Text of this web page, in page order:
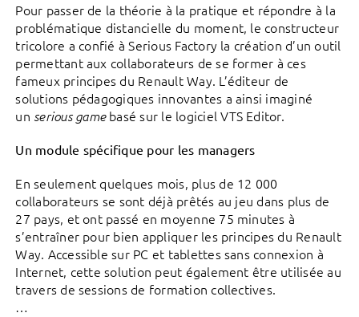
Pour passer de la théorie à la pratique et répondre à la
problématique distancielle du moment, le constructeur
tricolore a confié à Serious Factory la création d’un outil
permettant aux collaborateurs de se former à ces
fameux principes du Renault Way. L’éditeur de
solutions pédagogiques innovantes a ainsi imaginé
un serious gamebasé sur le logiciel VTS Editor.
Un module spécifique pour les managers
En seulement quelques mois, plus de 12 000
collaborateurs se sont déjà prêtés au jeu dans plus de
27 pays, et ont passé en moyenne 75 minutes à
s’entraîner pour bien appliquer les principes du Renault
Way. Accessible sur PC et tablettes sans connexion à
Internet, cette solution peut également être utilisée au
travers de sessions de formation collectives.
…